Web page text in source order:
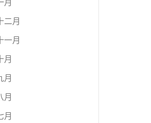
月
二月
一月
月
月
月
月